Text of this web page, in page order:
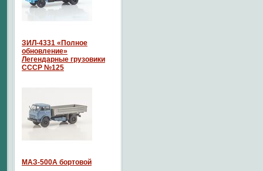
ЗИЛ-4331 «Полное
обновление»
Легендарные грузовики
СССР №125
МАЗ-500А бортовой